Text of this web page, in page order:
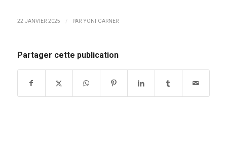
22 JANVIER 2025 / PAR YONI GARNER
Partager cette publication